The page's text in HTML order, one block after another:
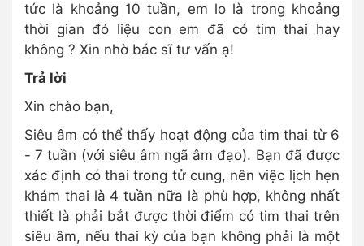
tức là khoảng 10 tuần, em lo là trong khoảng
thời gian đó liệu con em đã có tim thai hay
không ? Xin nhờ bác sĩ tư vấn ạ!
Trả lời
Xin chào bạn,
Siêu âm có thể thấy hoạt động của tim thai từ 6
- 7 tuần (với siêu âm ngã âm đạo). Bạn đã được
xác định có thai trong tử cung, nên việc lịch hẹn
khám thai là 4 tuần nữa là phù hợp, không nhất
thiết là phải bắt được thời điểm có tim thai trên
siêu âm, nếu thai kỳ của bạn không phải là một